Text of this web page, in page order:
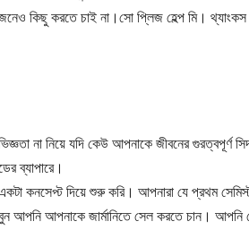
কিছু করতে চাই না।সো প্লিজ হেল্প মি।
না নিয়ে যদি কেউ আপনাকে জীবনের গুরত্বপূর্ণ
ব্যাপারে।
কনসেপ্ট দিয়ে শুরু করি। আপনারা যে প্রথম
আপনি আপনাকে জার্মানিতে সেল করতে চান। আপনি